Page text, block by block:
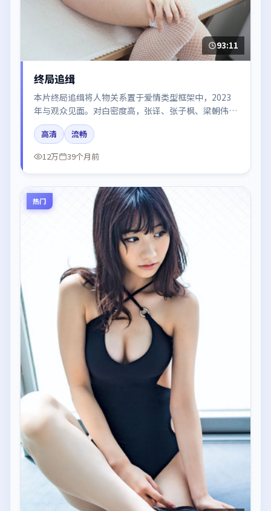
93:11
终局追缉
本片终局追缉将人物关系置于爱情类型框架中，2023
年与观众见面。对白密度高，张译、张子枫、梁朝伟、
木村拓哉的台词节奏值得关注；整体气质偏中国香港都
市与冷色调摄影。
高清
流畅
12万
39个月前
热门